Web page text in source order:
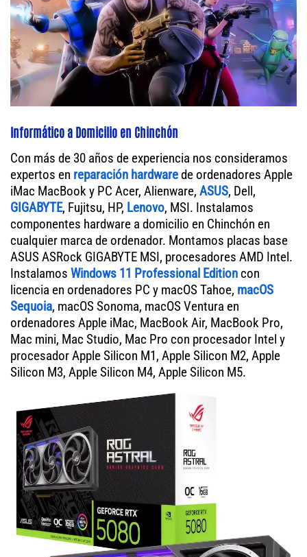
Informático a Domicilio en Chinchón
Con más de 30 años de experiencia nos consideramos
expertos en reparación hardwarede ordenadores Apple
iMac MacBook y PC Acer, Alienware, ASUS, Dell,
GIGABYTE, Fujitsu, HP, Lenovo, MSI. Instalamos
componentes hardware a domicilio en Chinchón en
cualquier marca de ordenador. Montamos placas base
ASUS ASRock GIGABYTE MSI, procesadores AMD Intel.
Instalamos Windows 11 Professional Edition con
licencia en ordenadores PC y macOS Tahoe, macOS
Sequoia, macOS Sonoma, macOS Ventura en
ordenadores Apple iMac, MacBook Air, MacBook Pro,
Mac mini, Mac Studio, Mac Pro con procesador Intel y
procesador Apple Silicon M1, Apple Silicon M2, Apple
Silicon M3, Apple Silicon M4, Apple Silicon M5.